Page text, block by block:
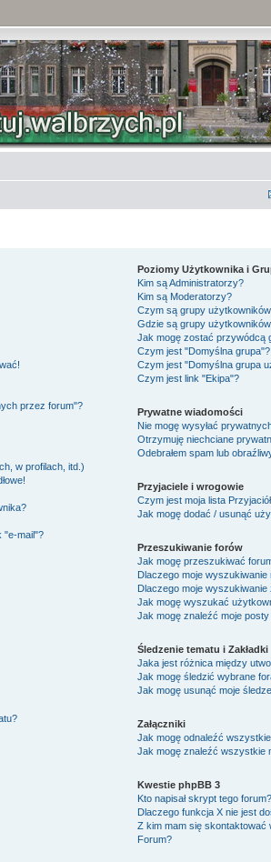
przez forum"?
w profilach, itd.)
"e-mail"?
Poziomy Użytkownika i
Kim są Administratorzy?
Kim są Moderatorzy?
Czym są grupy
Gdzie są grupy
Jak mogę zostać przywódcą
Czym jest "Domyślna grupa"?
Czym jest "Domyślna grupa
Czym jest link "Ekipa"?
Prywatne wiadomości
Nie mogę wysyłać
Otrzymuję niechciane
Odebrałem spam lub
Przyjaciele i wrogowie
Czym jest moja lista
Jak mogę dodać / usunąć
Przeszukiwanie forów
Jak mogę przeszukiwać
Dlaczego moje
Dlaczego moje
Jak mogę wyszukać
Jak mogę znaleźć moje posty
Śledzenie tematu i Zakładki
Jaka jest różnica między
Jak mogę śledzić wybrane
Jak mogę usunąć moje
Załączniki
Jak mogę odnaleźć
Jak mogę znaleźć wszystkie
Kwestie phpBB 3
Kto napisał skrypt tego forum?
Dlaczego funkcja X nie jest
Z kim mam się
Forum?